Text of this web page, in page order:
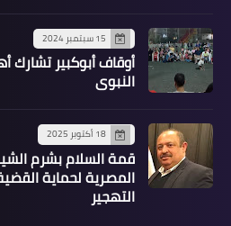
15 سبتمبر 2024
أوقاف أبوكبير تشارك
النبوي
18 أكتوبر 2025
قمة السلام بشرم
المصرية لحماية
التهجير